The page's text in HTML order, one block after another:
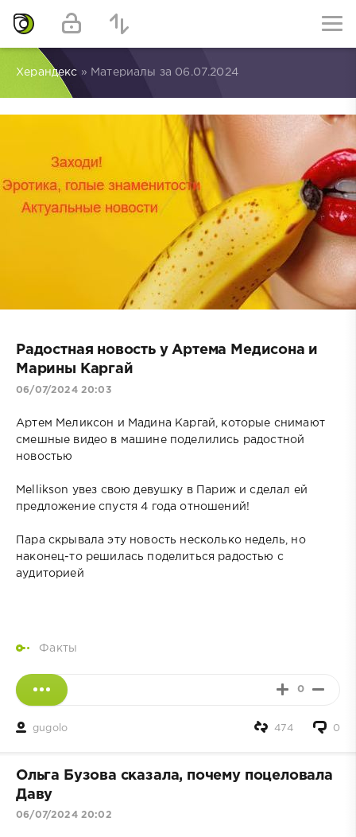
Херандекс » Материалы за 06.07.2024
Радостная новость у Артема Медисона и
Марины Каргай
06/07/2024 20:03
Артем Меликсон и Мадина Каргай, которые снимают
смешные видео в машине поделились радостной
новостью
Mellikson увез свою девушку в Париж и сделал ей
предложение спустя 4 года отношений!
Пара скрывала эту новость несколько недель, но
наконец-то решилась поделиться радостью с
аудиторией
Факты
0
gugolo 0
474
Ольга Бузова сказала, почему поцеловала
Даву
06/07/2024 20:02